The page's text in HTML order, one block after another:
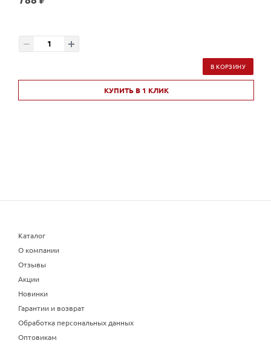
В КОРЗИНУ
КУПИТЬ В 1 КЛИК
Каталог
О компании
Отзывы
Акции
Новинки
Гарантии и возврат
Обработка персональных данных
Оптовикам